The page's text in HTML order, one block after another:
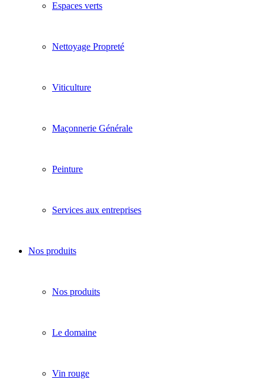
Espaces verts
Nettoyage Propreté
Viticulture
Maçonnerie Générale
Peinture
Services aux entreprises
Nos produits
Nos produits
Le domaine
Vin rouge